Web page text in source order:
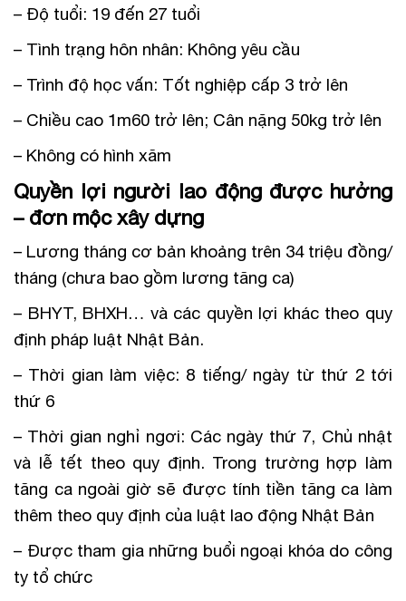
– Độ tuổi: 19 đến 27 tuổi
– Tình trạng hôn nhân: Không yêu cầu
– Trình độ học vấn: Tốt nghiệp cấp 3 trở lên
– Chiều cao 1m60 trở lên; Cân nặng 50kg trở lên
– Không có hình xăm
Quyền lợi người lao động được hưởng
– đơn mộc xây dựng
– Lương tháng cơ bản khoảng trên 34 triệu đồng/
tháng (chưa bao gồm lương tăng ca)
– BHYT, BHXH… và các quyền lợi khác theo quy
định pháp luật Nhật Bản.
– Thời gian làm việc: 8 tiếng/ ngày từ thứ 2 tới
thứ 6
– Thời gian nghỉ ngơi: Các ngày thứ 7, Chủ nhật
và lễ tết theo quy định. Trong trường hợp làm
tăng ca ngoài giờ sẽ được tính tiền tăng ca làm
thêm theo quy định của luật lao động Nhật Bản
– Được tham gia những buổi ngoại khóa do công
ty tổ chức